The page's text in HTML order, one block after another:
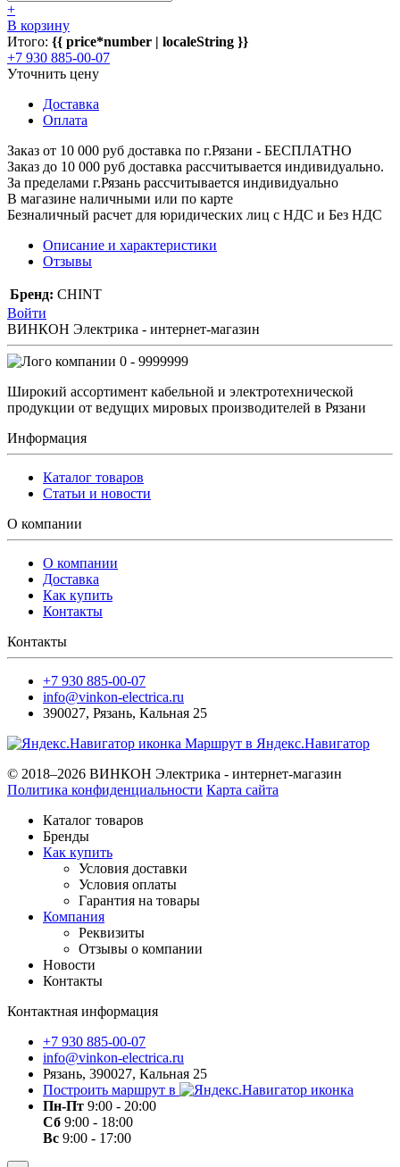
+
В корзину
Итого: {{ price*number | localeString }}
+7 930 885-00-07
Уточнить цену
Доставка
Оплата
Заказ от 10 000 руб доставка по г.Рязани - БЕСПЛАТНО
Заказ до 10 000 руб доставка рассчитывается индивидуально.
За пределами г.Рязань рассчитывается индивидуально
В магазине наличными или по карте
Безналичный расчет для юридических лиц с НДС и Без НДС
Описание и характеристики
Отзывы
Бренд: CHINT
Войти
ВИНКОН Электрика - интернет-магазин
0 - 9999999
Широкий ассортимент кабельной и электротехнической
продукции от ведущих мировых производителей в Рязани
Информация
Каталог товаров
Статьи и новости
О компании
О компании
Доставка
Как купить
Контакты
Контакты
+7 930 885-00-07
info@vinkon-electrica.ru
390027, Рязань, Кальная 25
Маршрут в Яндекс.Навигатор
© 2018–2026 ВИНКОН Электрика - интернет-магазин
Политика конфиденциальности Карта сайта
Каталог товаров
Бренды
Как купить
Условия доставки
Условия оплаты
Гарантия на товары
Компания
Реквизиты
Отзывы о компании
Новости
Контакты
Контактная информация
+7 930 885-00-07
info@vinkon-electrica.ru
Рязань, 390027, Кальная 25
Построить маршрут в
Пн-Пт 9:00 - 20:00
Сб 9:00 - 18:00
Вс 9:00 - 17:00